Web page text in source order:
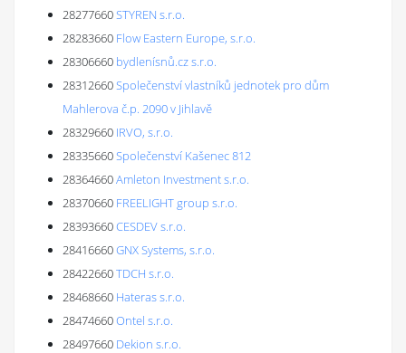
28277660STYREN s.r.o.
28283660 Flow Eastern Europe, s.r.o.
28306660 bydlenísnů.cz s.r.o.
28312660Společenství vlastníků jednotek pro dům
Mahlerova č.p. 2090 v Jihlavě
28329660 IRVO, s.r.o.
28335660Společenství Kašenec 812
28364660Amleton Investment s.r.o.
28370660 FREELIGHT group s.r.o.
28393660CESDEV s.r.o.
28416660GNX Systems, s.r.o.
28422660TDCH s.r.o.
28468660 Hateras s.r.o.
28474660Ontel s.r.o.
28497660 Dekion s.r.o.